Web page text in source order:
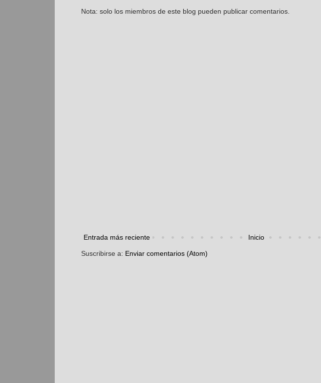
Nota: solo los miembros de este blog pueden publicar comentarios.
Entrada más reciente Inicio
Suscribirse a: Enviar comentarios (Atom)